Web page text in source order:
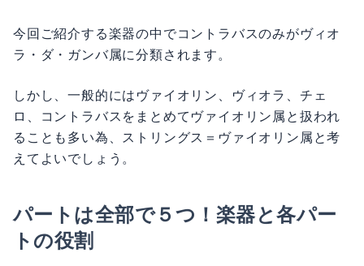
今回ご紹介する楽器の中でコントラバスのみがヴィオ
ラ・ダ・ガンバ属に分類されます。
しかし、一般的にはヴァイオリン、ヴィオラ、チェ
ロ、コントラバスをまとめてヴァイオリン属と扱われ
ることも多い為、ストリングス＝ヴァイオリン属と考
えてよいでしょう。
パートは全部で５つ！楽器と各パー
トの役割